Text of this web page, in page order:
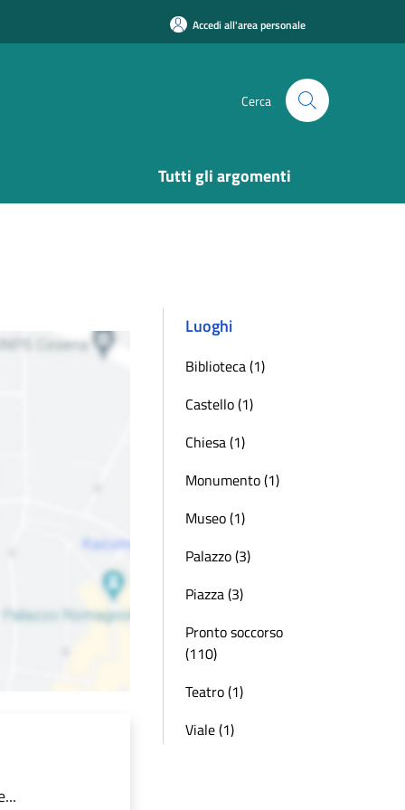
Accedi all'area personale
Cerca
Tutti gli argomenti
Luoghi
Biblioteca (1)
Castello (1)
Chiesa (1)
Monumento (1)
Museo (1)
Palazzo (3)
Piazza (3)
Pronto soccorso
(110)
Teatro (1)
Viale (1)